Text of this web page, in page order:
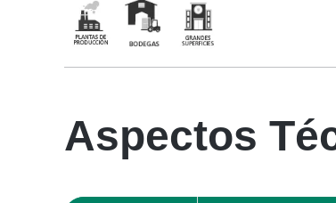
Aspectos